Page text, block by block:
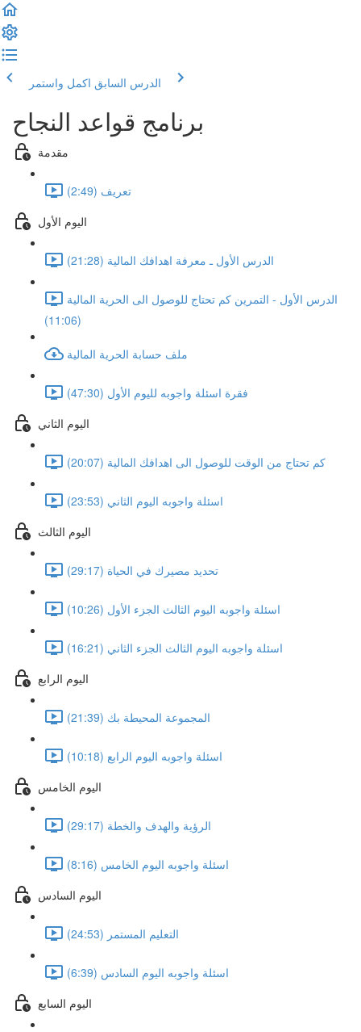
الدرس السابق اكمل واستمر
برنامج قواعد النجاح
مقدمة
تعريف (2:49)
اليوم الأول
الدرس الأول ـ معرفة اهدافك المالية (21:28)
الدرس الأول - التمرين كم تحتاج للوصول الى الحرية المالية
(11:06)
ملف حسابة الحرية المالية
فقرة اسئلة واجوبه لليوم الأول (47:30)
اليوم الثاني
كم تحتاج من الوقت للوصول الى اهدافك المالية (20:07)
اسئلة واجوبه اليوم الثاني (23:53)
اليوم الثالث
تحديد مصيرك في الحياة (29:17)
اسئلة واجوبه اليوم الثالث الجزء الأول (10:26)
اسئلة واجوبه اليوم الثالث الجزء الثاني (16:21)
اليوم الرابع
المجموعة المحيطة بك (21:39)
اسئلة واجوبه اليوم الرابع (10:18)
اليوم الخامس
الرؤية والهدف والخطة (29:17)
اسئلة واجوبه اليوم الخامس (8:16)
اليوم السادس
التعليم المستمر (24:53)
اسئلة واجوبه اليوم السادس (6:39)
اليوم السابع